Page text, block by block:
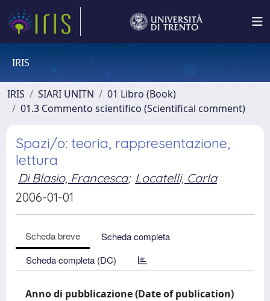
IRIS
IRIS SIARI UNITN
01 Libro (Book)
01.3 Commento scientifico (Scientifical comment)
Spazi/o: teoria, rappresentazione,
lettura
Di Blasio, Francesca; Locatelli, Carla
2006-01-01
Scheda breve
Scheda completa
Scheda completa (DC)
Anno di pubblicazione (Date of publication)